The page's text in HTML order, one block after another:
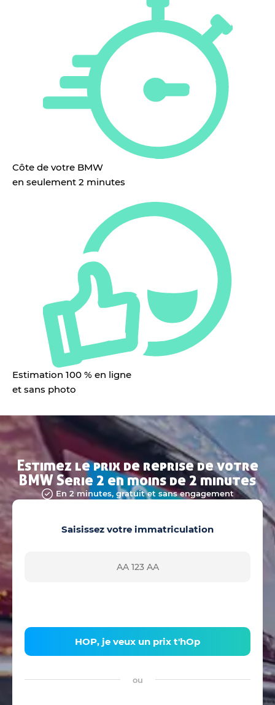
Côte de votre BMW
en seulement 2 minutes
Estimation 100 % en ligne
et sans photo
Estimez le prix de reprise de votre
BMW Serie 2 en moins de 2 minutes
En 2 minutes, gratuit et sans engagement
Saisissez votre immatriculation
HOP, je veux un prix t'hOp
ou